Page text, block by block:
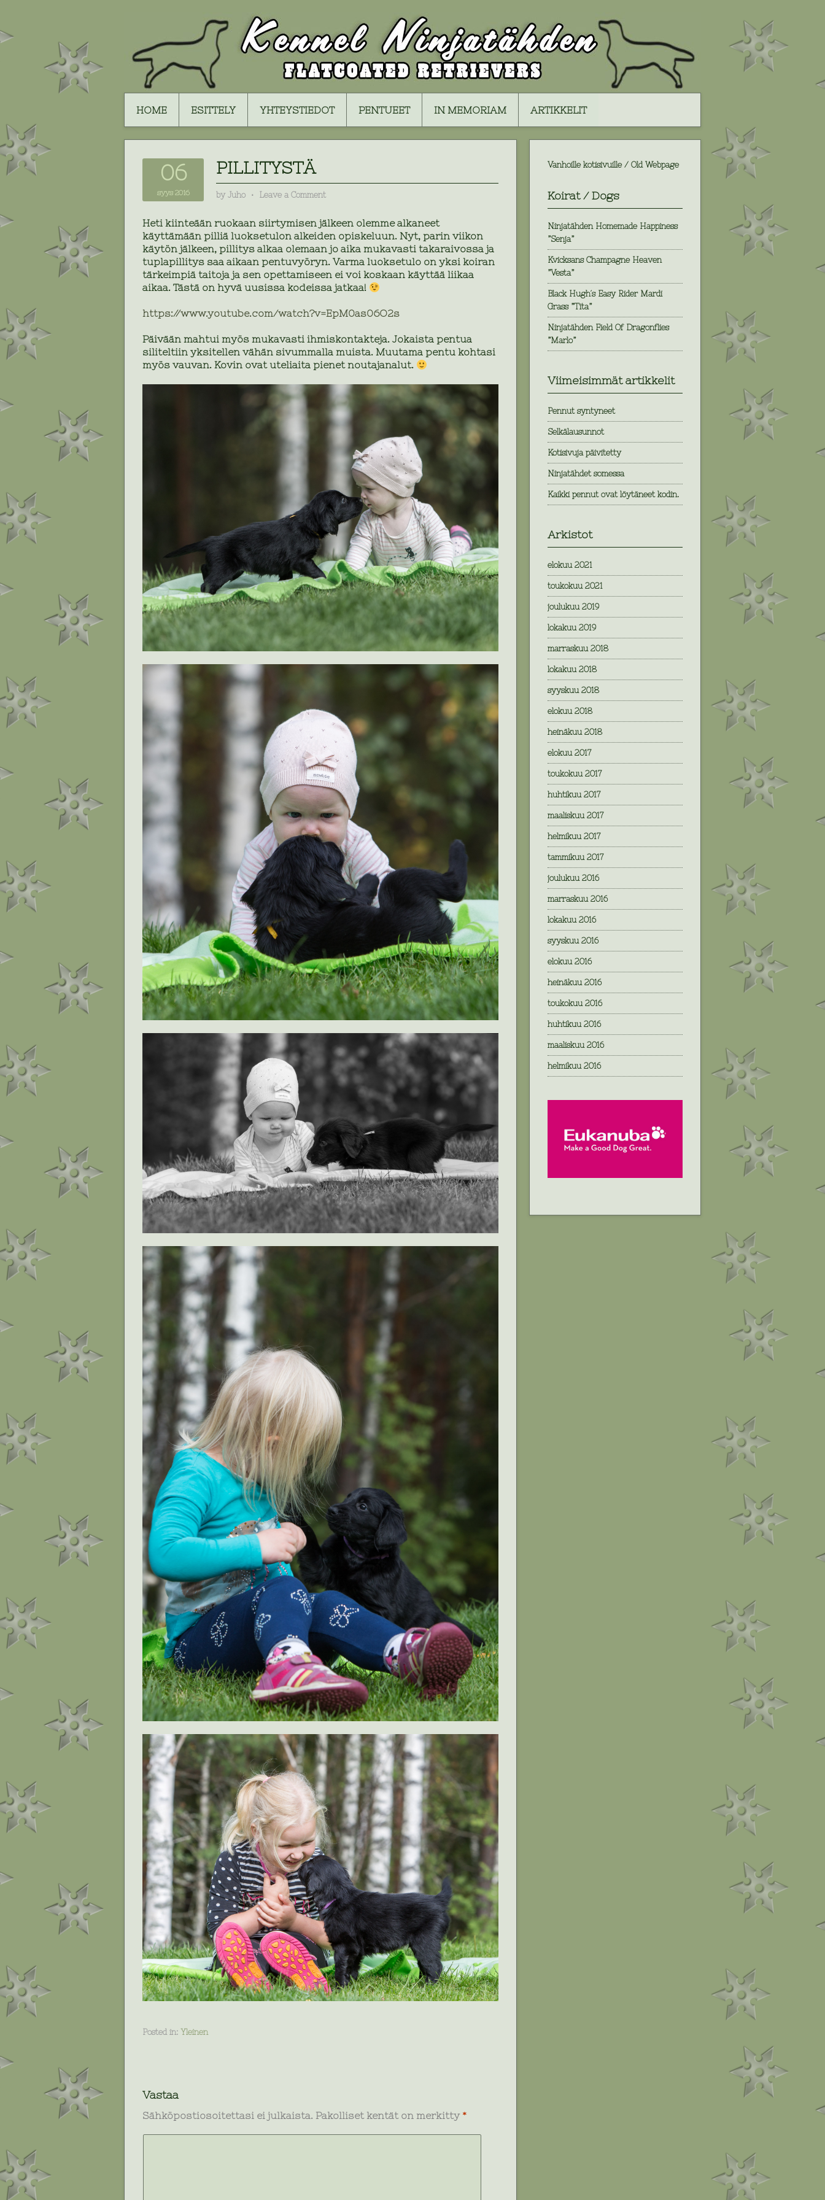
HOME ESITTELY YHTEYSTIEDOT PENTUEET IN MEMORIAM ARTIKKELIT
06
syys 2016
PILLITYSTÄ
by Juho ⋅ Leave a Comment
Heti kiinteään ruokaan siirtymisen jälkeen olemme alkaneet
käyttämään pilliä luoksetulon alkeiden opiskeluun. Nyt, parin viikon
käytön jälkeen, pillitys alkaa olemaan jo aika mukavasti takaraivossa ja
tuplapillitys saa aikaan pentuvyöryn. Varma luoksetulo on yksi koiran
tärkeimpiä taitoja ja sen opettamiseen ei voi koskaan käyttää liikaa
aikaa. Tästä on hyvä uusissa kodeissa jatkaa!
https://www.youtube.com/watch?v=EpM0as06O2s
Päivään mahtui myös mukavasti ihmiskontakteja. Jokaista pentua
siliteltiin yksitellen vähän sivummalla muista. Muutama pentu kohtasi
myös vauvan. Kovin ovat uteliaita pienet noutajanalut.
Posted in: Yleinen
Vastaa
Sähköpostiosoitettasi ei julkaista. Pakolliset kentät on merkitty *
Vanhoille kotisivuille / Old Webpage
Koirat / Dogs
Ninjatähden Homemade Happiness
”Senja”
Kvicksans Champagne Heaven
”Vesta”
Black Hugh´s Easy Rider Mardi
Grass ”Tita”
Ninjatähden Field Of Dragonflies
”Marlo”
Viimeisimmät artikkelit
Pennut syntyneet
Selkälausunnot
Kotisivuja päivitetty
Ninjatähdet somessa
Kaikki pennut ovat löytäneet kodin.
Arkistot
elokuu 2021
toukokuu 2021
joulukuu 2019
lokakuu 2019
marraskuu 2018
lokakuu 2018
syyskuu 2018
elokuu 2018
heinäkuu 2018
elokuu 2017
toukokuu 2017
huhtikuu 2017
maaliskuu 2017
helmikuu 2017
tammikuu 2017
joulukuu 2016
marraskuu 2016
lokakuu 2016
syyskuu 2016
elokuu 2016
heinäkuu 2016
toukokuu 2016
huhtikuu 2016
maaliskuu 2016
helmikuu 2016